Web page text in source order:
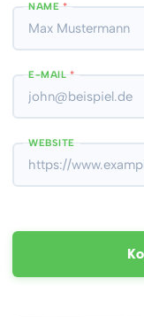
NAME*
E-MAIL*
WEBSITE